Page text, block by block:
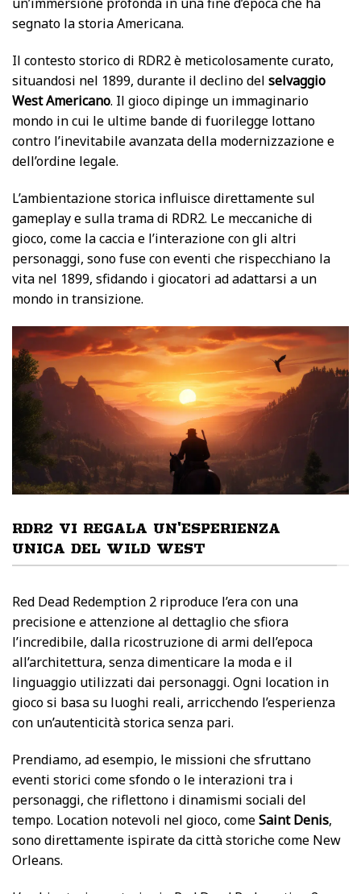
un’immersione profonda in una fine d’epoca che ha
segnato la storia Americana.
Il contesto storico di RDR2 è meticolosamente curato,
situandosi nel 1899, durante il declino del selvaggio
West Americano. Il gioco dipinge un immaginario
mondo in cui le ultime bande di fuorilegge lottano
contro l’inevitabile avanzata della modernizzazione e
dell’ordine legale.
L’ambientazione storica influisce direttamente sul
gameplay e sulla trama di RDR2. Le meccaniche di
gioco, come la caccia e l’interazione con gli altri
personaggi, sono fuse con eventi che rispecchiano la
vita nel 1899, sfidando i giocatori ad adattarsi a un
mondo in transizione.
RDR2 VI REGALA UN'ESPERIENZA
UNICA DEL WILD WEST
Red Dead Redemption 2 riproduce l’era con una
precisione e attenzione al dettaglio che sfiora
l’incredibile, dalla ricostruzione di armi dell’epoca
all’architettura, senza dimenticare la moda e il
linguaggio utilizzati dai personaggi. Ogni location in
gioco si basa su luoghi reali, arricchendo l’esperienza
con un’autenticità storica senza pari.
Prendiamo, ad esempio, le missioni che sfruttano
eventi storici come sfondo o le interazioni tra i
personaggi, che riflettono i dinamismi sociali del
tempo. Location notevoli nel gioco, comeSaint Denis,
sono direttamente ispirate da città storiche come New
Orleans.